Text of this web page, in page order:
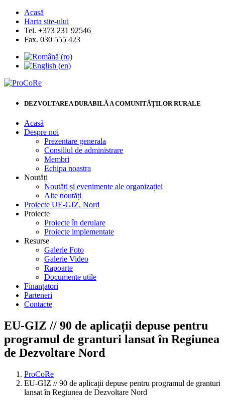
Acasă
Harta site-ului
Tel. +373 231 92546
Fax. 030 555 423
DEZVOLTAREA DURABILĂ A COMUNITĂȚILOR RURALE
Acasă
Despre noi
Prezentare generala
Consiliul de administrare
Membri
Echipa noastra
Noutăți
Noutăți și evenimente ale organizației
Alte noutăți
Proiecte UE-GIZ, Nord
Proiecte
Proiecte în derulare
Proiecte implementate
Resurse
Galerie Foto
Galerie Video
Rapoarte
Documente utile
Finanțatori
Parteneri
Contacte
EU-GIZ // 90 de aplicații depuse pentru
programul de granturi lansat în Regiunea
de Dezvoltare Nord
ProCoRe
EU-GIZ // 90 de aplicații depuse pentru programul de granturi
lansat în Regiunea de Dezvoltare Nord